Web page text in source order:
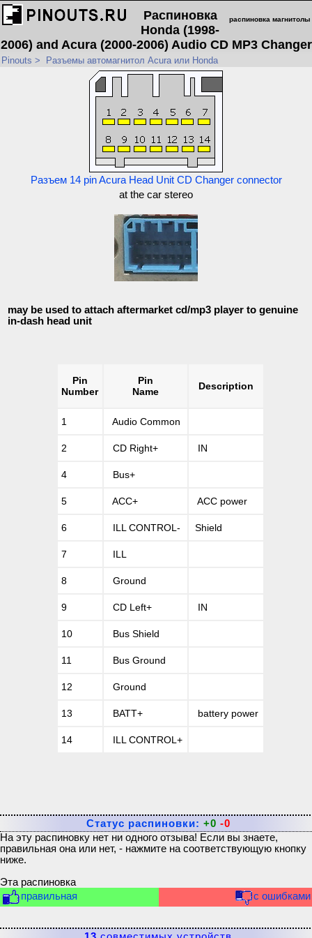
распиновка магнитолы
Распиновка
Honda (1998-
2006) and Acura (2000-2006) Audio CD MP3 Changer
Pinouts > Разъемы автомагнитол Acura или Honda
Разъем 14 pin Acura Head Unit CD Changer connector
at the car stereo
may be used to attach aftermarket cd/mp3 player to genuine
in-dash head unit
Pin
Number
Pin
Name
Description
1 Audio Common
2 CD Right+ IN
4 Bus+
5 ACC+ ACC power
6 ILL CONTROL- Shield
7 ILL
8 Ground
9 CD Left+ IN
10 Bus Shield
11 Bus Ground
12 Ground
13 BATT+ battery power
14 ILL CONTROL+
Статус распиновки: +0 -0
На эту распиновку нет ни одного отзыва! Если вы знаете,
правильная она или нет, - нажмите на соответствующую кнопку
ниже.
Эта распиновка
правильная
с ошибками